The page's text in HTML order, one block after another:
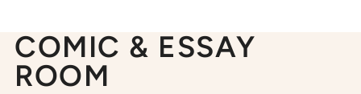
COMIC & ESSAY
ROOM